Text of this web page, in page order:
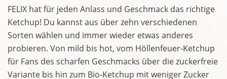
FELIX hat für jeden Anlass und Geschmack das richtige
Ketchup! Du kannst aus über zehn verschiedenen
Sorten wählen und immer wieder etwas anderes
probieren. Von mild bis hot, vom Höllenfeuer-Ketchup
für Fans des scharfen Geschmacks über die zuckerfreie
Variante bis hin zum Bio-Ketchup mit weniger Zucker